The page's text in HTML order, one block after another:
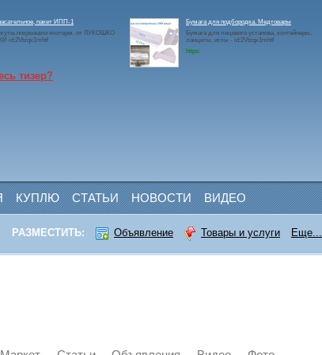
пакет ИПП-1
изотерм. от ЛУКОШКО
id:2Vtzqx1mhtf
Бумага для подбородка. Медтовары
Бумага для лицевого установа, контейнеры,
ланцеты, иглы - id:2Vtzqx1mhtf
https:
тизер?
КУПЛЮ СТАТЬИ НОВОСТИ ВИДЕО
РАЗМЕСТИТЬ: Объявление Товары и услуги Еще...